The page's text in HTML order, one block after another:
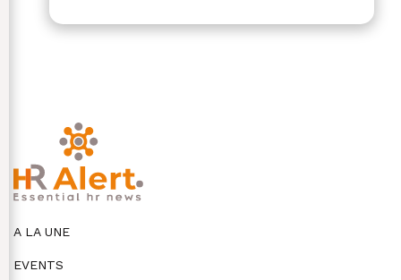
A LA UNE
EVENTS